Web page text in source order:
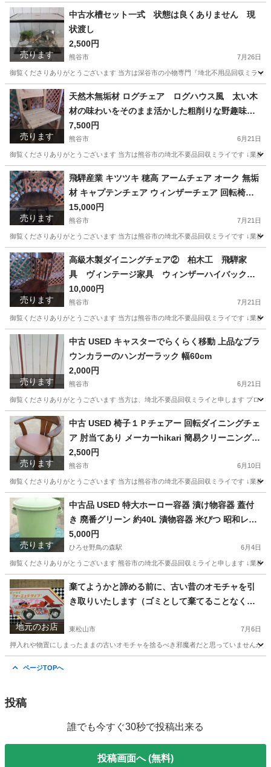
埼玉 熊谷市 ひろせ野鳥の森駅 食器 ロイヤルアルバート
売ります
中古水槽セット一式 状態は良くありません 現
状渡し
2,500円
熊谷市 7月26日
御覧くださりありがとうございます 当方は深谷市の小物専門『埼北不用品回収ミラ
埼玉 熊谷市 その他 水槽
売ります
天然木無垢材 ログチェア ログハウス風 太い木
材の味わいをそのまま活かした粗削りな野趣味溢
れるパーソナルチェアです 御自分でお好みにペ
ンキ塗装するのも良いと思います
7,500円
熊谷市 6月21日
御覧くださりありがとうございます 当方は熊谷市の埼北不要品回収ミライです ↓業務
埼玉 熊谷市 椅子 ログハウス
売ります
飛騨産業 キツツキ 穂高 アームチェア オーク 無垢
材 キャプテンチェア ウィンザーチェア 回転椅子
飛騨家具 ダイニングチェア 廃番商品
15,000円
熊谷市 7月21日
御覧くださりありがとうございます 当方は熊谷市の埼北不要品回収ミライです ↓業務
埼玉 熊谷市 椅子 キツツキ
売ります
高級木製ダイニングチェア② 柏木工 飛騨家
具 ヴィンテージ家具 ウィンザーハイバックダ
イニングチェア ※同一商品が２脚あります（別
売りまとめ買い歓迎）
10,000円
熊谷市 7月21日
御覧くださりありがとうございます 当方は熊谷市の埼北不要品回収ミライです ↓業務
埼玉 熊谷市 椅子 ヴィンテージ
売ります
中古 USED キャスターでらくらく移動 上品なブラ
ウンカラーのハンガーラック 幅60cm
2,000円
熊谷市 6月21日
御覧くださりありがとうございます 当方は、埼北不要品回収ミライと申します プロ
埼玉 熊谷市 家具 キャスター
売ります
中古 USED 椅子１Ｐチェアー 回転ダイニングチェ
ア 肘当てあり メーカーhikari 簡易クリーニング
汚れあり
2,500円
熊谷市 6月10日
御覧くださりありがとうございます 当方は熊谷市の埼北不要品回収ミライです ↓業務
埼玉 熊谷市 椅子 ダイニング
売ります
中古品 USED 特大ホーロー容器 漬け物容器 蓋付
き 廃番グリーン 約40L 漬物容器 米びつ 昭和レト
ロ 古道具
5,000円
ひろせ野鳥の森駅 6月4日
御覧くださりありがとうございます 熊谷市の埼北不要品回収ミライと申します ↓業務
埼玉 熊谷市 ひろせ野鳥の森駅 家庭用品 容器
地元のお店
棄てようかと諦める前に、古い昔のオモチャを引
き取りいたします（ゴミとして棄てることなく、
す） 埼玉北～群馬南部
東松山市 7月6日
押入れや物置にしまったままの古いオモチャを捨るべき邪魔者だと思っていませんか
ページTOPへ
投稿
誰でも今すぐ30秒で投稿出来る
投稿画面へ (無料)